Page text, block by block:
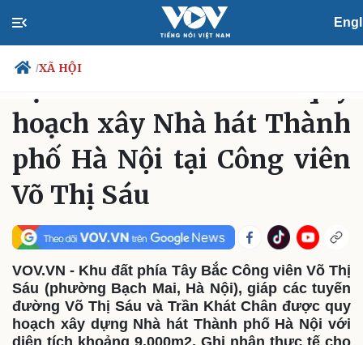
/XÃ HỘI
Chính trị
Tổ chức nhân sự
Nhận diện sự thật
Xã hội
Dấu ấn VOV
Việc làm
Biển đảo
hoạch xây Nhà hát Thành
phố Hà Nội tại Công viên
Võ Thị Sáu
VOV.VN - Khu đất phía Tây Bắc Công viên Võ Thị
Sáu (phường Bạch Mai, Hà Nội), giáp các tuyến
đường Võ Thị Sáu và Trần Khát Chân được quy
hoạch xây dựng Nhà hát Thành phố Hà Nội với
diện tích khoảng 9.000m2. Ghi nhận thực tế cho